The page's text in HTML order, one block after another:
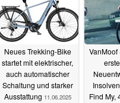
Neues Trekking-Bike
startet mit elektrischer,
auch automatischer
Schaltung und starker
Ausstattung 11.06.2025
VanMoof
Find My,